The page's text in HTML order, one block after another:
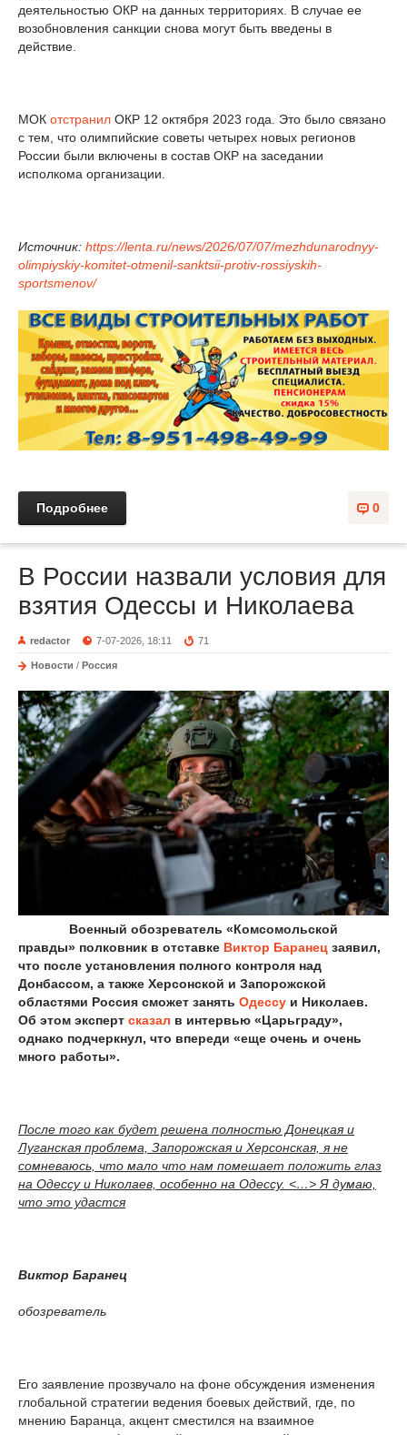
деятельностью ОКР на данных территориях. В случае ее
возобновления санкции снова могут быть введены в
действие.
МОК отстранил ОКР 12 октября 2023 года. Это было связано
с тем, что олимпийские советы четырех новых регионов
России были включены в состав ОКР на заседании
исполкома организации.
Источник: https://lenta.ru/news/2026/07/07/mezhdunarodnyy-
olimpiyskiy-komitet-otmenil-sanktsii-protiv-rossiyskih-
sportsmenov/
0
Подробнее
В России назвали условия для
взятия Одессы и Николаева
redactor 7-07-2026, 18:11 71
Новости / Россия
Военный обозреватель «Комсомольской
правды» полковник в отставке Виктор Баранец заявил,
что после установления полного контроля над
Донбассом, а также Херсонской и Запорожской
областями Россия сможет занять Одессу и Николаев.
Об этом эксперт сказал в интервью «Царьграду»,
однако подчеркнул, что впереди «еще очень и очень
много работы».
После того как будет решена полностью Донецкая и
Луганская проблема, Запорожская и Херсонская, я не
сомневаюсь, что мало что нам помешает положить глаз
на Одессу и Николаев, особенно на Одессу. <…> Я думаю,
что это удастся
Виктор Баранец
обозреватель
Его заявление прозвучало на фоне обсуждения изменения
глобальной стратегии ведения боевых действий, где, по
мнению Баранца, акцент сместился на взаимное